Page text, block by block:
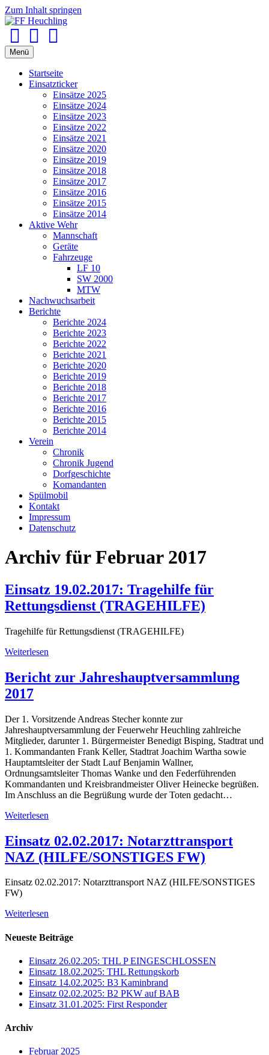
Zum Inhalt springen
Menü
Startseite
Einsatzticker
Einsätze 2025
Einsätze 2024
Einsätze 2023
Einsätze 2022
Einsätze 2021
Einsätze 2020
Einsätze 2019
Einsätze 2018
Einsätze 2017
Einsätze 2016
Einsätze 2015
Einsätze 2014
Aktive Wehr
Mannschaft
Geräte
Fahrzeuge
LF 10
SW 2000
MTW
Nachwuchsarbeit
Berichte
Berichte 2024
Berichte 2023
Berichte 2022
Berichte 2021
Berichte 2020
Berichte 2019
Berichte 2018
Berichte 2017
Berichte 2016
Berichte 2015
Berichte 2014
Verein
Chronik
Chronik Jugend
Dorfgeschichte
Komandanten
Spülmobil
Kontakt
Impressum
Datenschutz
Archiv für Februar 2017
Einsatz 19.02.2017: Tragehilfe für
Rettungsdienst (TRAGEHILFE)
Tragehilfe für Rettungsdienst (TRAGEHILFE)
Weiterlesen
Bericht zur Jahreshauptversammlung
2017
Der 1. Vorsitzende Andreas Stecher konnte zur
Jahreshauptversammlung der Feuerwehr Heuchling zahlreiche
Mitglieder, darunter 1. Bürgermeister Benedigt Bisping, Stadtrat und
1. Kommandanten Frank Keller, Stadtrat Joachim Wartha sowie
Hauptamtsleiter der Stadt Lauf Benjamin Wallner,
Ordnungsamtsleiter Thomas Wanke und den Federführenden
Kommandanten und Kreisbrandmeister Oliver Heinecke begrüßen.
Im Anschluss an die Begrüßung wurde der Toten gedacht…
Weiterlesen
Einsatz 02.02.2017: Notarzttransport
NAZ (HILFE/SONSTIGES FW)
Einsatz 02.02.2017: Notarzttransport NAZ (HILFE/SONSTIGES
FW)
Weiterlesen
Neueste Beiträge
Einsatz 26.02.205: THL P EINGESCHLOSSEN
Einsatz 18.02.2025: THL Rettungskorb
Einsatz 14.02.2025: B3 Kaminbrand
Einsatz 02.02.2025: B2 PKW auf BAB
Einsatz 31.01.2025: First Responder
Archiv
Februar 2025